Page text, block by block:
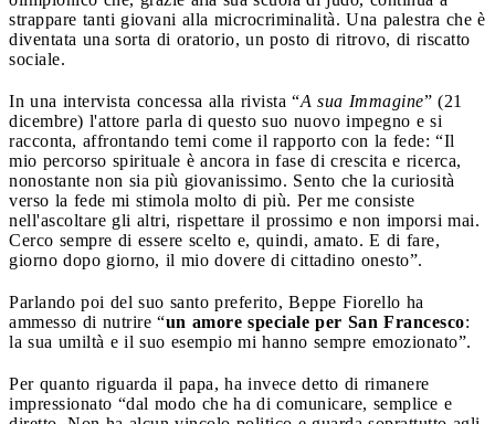
strappare tanti giovani alla microcriminalità. Una palestra che è
diventata una sorta di oratorio, un posto di ritrovo, di riscatto
sociale.
In una intervista concessa alla rivista “A sua Immagine” (21
dicembre) l'attore parla di questo suo nuovo impegno e si
racconta, affrontando temi come il rapporto con la fede: “Il
mio percorso spirituale è ancora in fase di crescita e ricerca,
nonostante non sia più giovanissimo. Sento che la curiosità
verso la fede mi stimola molto di più. Per me consiste
nell'ascoltare gli altri, rispettare il prossimo e non imporsi mai.
Cerco sempre di essere scelto e, quindi, amato. E di fare,
giorno dopo giorno, il mio dovere di cittadino onesto”.
Parlando poi del suo santo preferito, Beppe Fiorello ha
ammesso di nutrire “un amore speciale per San Francesco:
la sua umiltà e il suo esempio mi hanno sempre emozionato”.
Per quanto riguarda il papa, ha invece detto di rimanere
impressionato “dal modo che ha di comunicare, semplice e